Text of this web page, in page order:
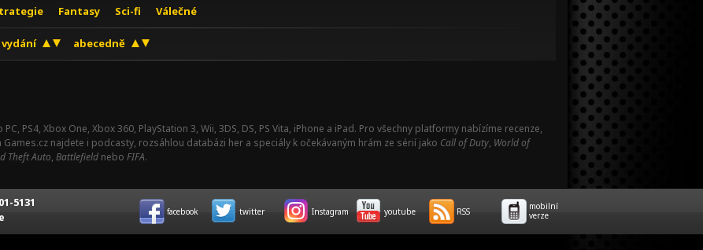
Fantasy Sci-fi Válečné
abecedně
PC, PS4, Xbox One, Xbox 360, PlayStation 3, Wii, 3DS, DS, PS Vita, iPhone a iPad. Pro všechny platformy nabízíme recenze,
najdete i podcasty, rozsáhlou databázi her a speciály k očekávaným hrám ze sérií jako Call of Duty, World of
Theft Auto, Battlefield nebo FIFA.
5131
facebook twitter Instagram youtube RSS
mobilní
verze